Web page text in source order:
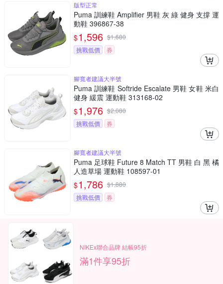
版型正常
Puma 訓練鞋 Amplifier 男鞋 灰 綠 健身 支撐 運
動鞋 396867-38
$1,596 $1,680
挑戰低價
券
腳寬者建議大半號
Puma 訓練鞋 Softride Escalate 男鞋 女鞋 米白
健身 緩震 運動鞋 313168-02
$1,976 $2,080
挑戰低價
券
腳寬者建議大半號
Puma 足球鞋 Future 8 Match TT 男鞋 白 黑 橘
人造草場 運動鞋 108597-01
$1,786 $1,880
挑戰低價
券
NIKEx聯合品牌 結帳95折
滿1件享95折